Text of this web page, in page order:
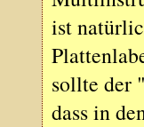
ist
sollte der
dass in